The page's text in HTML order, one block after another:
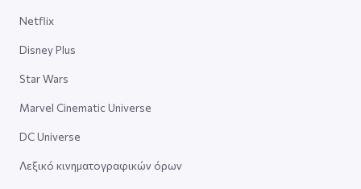
Netflix
Disney Plus
Star Wars
Marvel Cinematic Universe
DC Universe
Λεξικό κινηματογραφικών όρων